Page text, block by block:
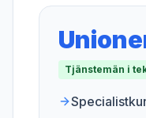
Tjänstemän i